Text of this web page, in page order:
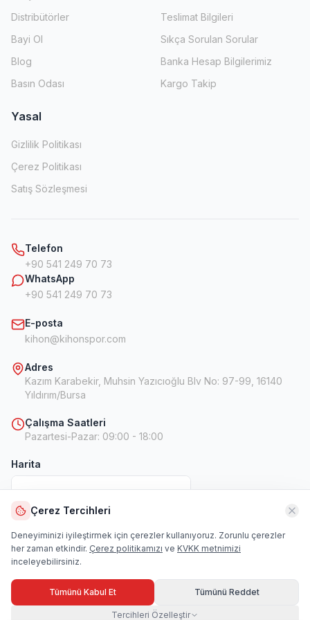
Distribütörler
Bayi Ol
Blog
Basın Odası
Teslimat Bilgileri
Sıkça Sorulan Sorular
Banka Hesap Bilgilerimiz
Kargo Takip
Yasal
Gizlilik Politikası
Çerez Politikası
Satış Sözleşmesi
Telefon
+90 541 249 70 73
WhatsApp
+90 541 249 70 73
E-posta
kihon@kihonspor.com
Adres
Kazım Karabekir, Muhsin Yazıcıoğlu Blv No: 97-99, 16140
Yıldırım/Bursa
Çalışma Saatleri
Pazartesi-Pazar: 09:00 - 18:00
Harita
Harita
Çerez Tercihleri
Deneyiminizi iyileştirmek için çerezler kullanıyoruz. Zorunlu çerezler
her zaman etkindir. Çerez politikamızı ve KVKK metnimizi
inceleyebilirsiniz.
Tümünü Kabul Et Tümünü Reddet
Tercihleri Özelleştir